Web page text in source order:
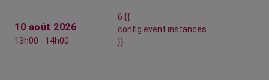
10 août 2026
13h00 - 14h00
6 {{
config.event.instances
}}